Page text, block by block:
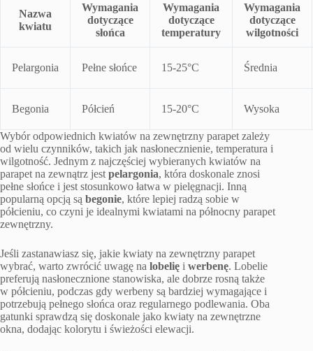
Nazwa
kwiatu
Wymagania
dotyczące
słońca
Wymagania
dotyczące
temperatury
Wymagania
dotyczące
wilgotności
Pelargonia Pełne słońce 15-25°C Średnia
Begonia Półcień 15-20°C Wysoka
Wybór odpowiednich kwiatów na zewnętrzny parapet zależy
od wielu czynników, takich jak nasłonecznienie, temperatura i
wilgotność. Jednym z najczęściej wybieranych kwiatów na
parapet na zewnątrz jest pelargonia, która doskonale znosi
pełne słońce i jest stosunkowo łatwa w pielęgnacji. Inną
popularną opcją są begonie, które lepiej radzą sobie w
półcieniu, co czyni je idealnymi kwiatami na północny parapet
zewnętrzny.
Jeśli zastanawiasz się, jakie kwiaty na zewnętrzny parapet
wybrać, warto zwrócić uwagę na lobelię i werbenę. Lobelie
preferują nasłonecznione stanowiska, ale dobrze rosną także
w półcieniu, podczas gdy werbeny są bardziej wymagające i
potrzebują pełnego słońca oraz regularnego podlewania. Oba
gatunki sprawdzą się doskonale jako kwiaty na zewnętrzne
okna, dodając kolorytu i świeżości elewacji.